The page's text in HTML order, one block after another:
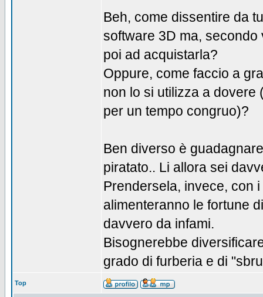
Beh, come dissentire da
software 3D ma,
poi ad acquistarla?
Oppure, come faccio a
non lo si utilizza a dovere
per un tempo congruo)?
Ben diverso è
piratato.. Li allora sei
Prendersela, invece, con
alimenteranno le fortune
davvero da infami.
Bisognerebbe
grado di furberia e di
Top